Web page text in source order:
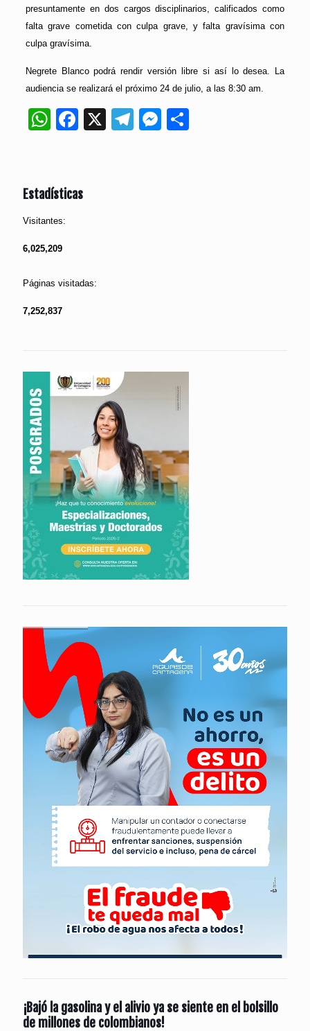
presuntamente en dos cargos disciplinarios, calificados como
falta grave cometida con culpa grave, y falta gravísima con
culpa gravísima.
Negrete Blanco podrá rendir versión libre si así lo desea. La
audiencia se realizará el próximo 24 de julio, a las 8:30 am.
WhatsApp
Facebook
X Telegram
Messenger
Estadísticas
Visitantes:
6,025,209
Páginas visitadas:
7,252,837
¡Bajó la gasolina y el alivio ya se siente en el bolsillo
de millones de colombianos!